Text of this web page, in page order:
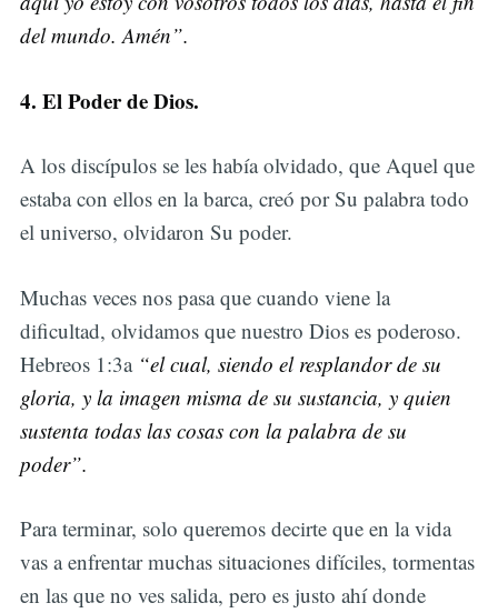
del mundo. Amén”.
4. El Poder de Dios.
A los discípulos se les había olvidado, que Aquel que
estaba con ellos en la barca, creó por Su palabra todo
el universo, olvidaron Su poder.
Muchas veces nos pasa que cuando viene la
dificultad, olvidamos que nuestro Dios es poderoso.
Hebreos 1:3a “el cual, siendo el resplandor de su
gloria, y la imagen misma de su sustancia, y quien
sustenta todas las cosas con la palabra de su
poder”.
Para terminar, solo queremos decirte que en la vida
vas a enfrentar muchas situaciones difíciles, tormentas
en las que no ves salida, pero es justo ahí donde